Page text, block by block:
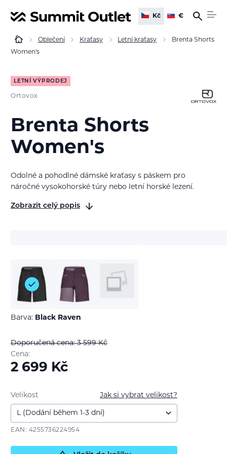
Kč €
Oblečení Kraťasy Letní kraťasy
Brenta Shorts
Women's
LETNÍ VÝPRODEJ
Ortovox
Brenta Shorts
Women's
Odolné a pohodlné dámské kraťasy s páskem pro
náročné vysokohorské túry nebo letní horské lezení.
Zobrazit celý popis
Barva: Black Raven
Doporučená cena: 3 599Kč
Cena:
2 699 Kč
Jak si vybrat velikost?
Velikost
EAN: 4255736224954